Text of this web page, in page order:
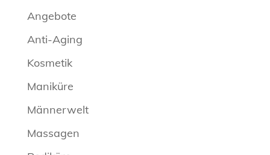
Angebote
Anti-Aging
Kosmetik
Maniküre
Männerwelt
Massagen